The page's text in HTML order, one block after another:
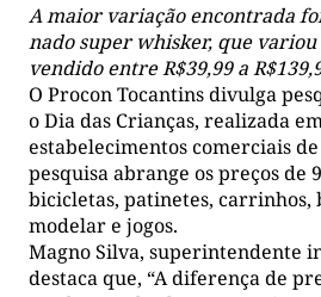
A maior variação encontrada
nado super whisker, que variou
vendido entre R$39,99 a
O Procon Tocantins divulga
o Dia das Crianças, realizada
estabelecimentos comerciais
pesquisa abrange os preços de
bicicletas, patinetes, carrinhos,
modelar e jogos.
Magno Silva, superintendente
destaca que, “A diferença de